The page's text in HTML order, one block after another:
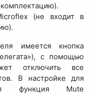
(не входит в
имеется кнопка
с помощью
отключить все
В настройке для
функция Mute